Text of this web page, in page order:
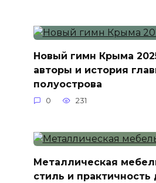
Новый гимн Крыма
авторы и история
полуострова
0 231
Металлическая
стиль и